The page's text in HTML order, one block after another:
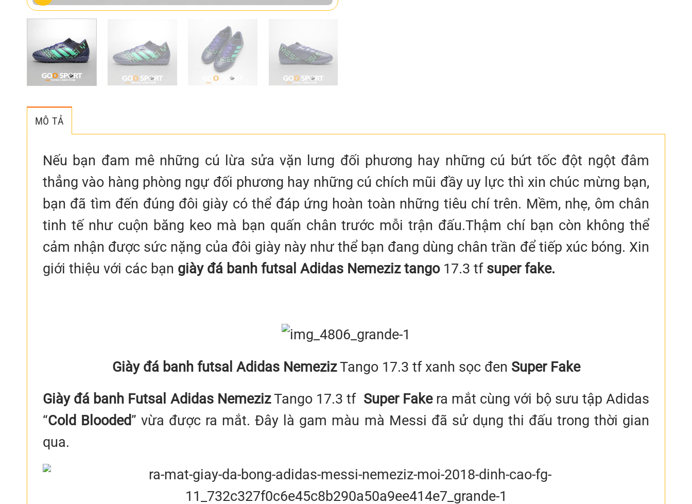
MÔ TẢ
Nếu bạn đam mê những cú lừa sửa vặn lưng đối phương hay những cú bứt tốc đột ngột đâm
thẳng vào hàng phòng ngự đối phương hay những cú chích mũi đầy uy lực thì xin chúc mừng bạn,
bạn đã tìm đến đúng đôi giày có thể đáp ứng hoàn toàn những tiêu chí trên. Mềm, nhẹ, ôm chân
tinh tế như cuộn băng keo mà bạn quấn chân trước mỗi trận đấu.Thậm chí bạn còn không thể
cảm nhận được sức nặng của đôi giày này như thể bạn đang dùng chân trần để tiếp xúc bóng. Xin
giới thiệu với các bạn giày đá banh futsal Adidas Nemeziz tango17.3 tf super fake.
Giày đá banh futsal Adidas NemezizTango 17.3 tf xanh sọc đen Super Fake
Giày đá banh Futsal Adidas NemezizTango 17.3 tf Super Fakera mắt cùng với bộ sưu tập Adidas
“Cold Blooded” vừa được ra mắt. Đây là gam màu mà Messi đã sử dụng thi đấu trong thời gian
qua.